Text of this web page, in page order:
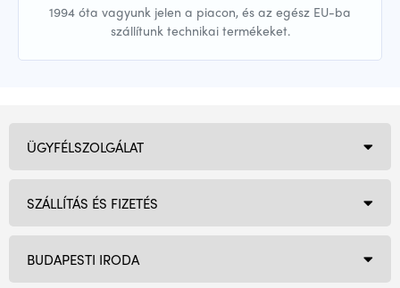
1994 óta vagyunk jelen a piacon, és az egész EU-ba
szállítunk technikai termékeket.
BUDAPESTI IRODA
ÜGYFÉLSZOLGÁLAT
SZÁLLÍTÁS ÉS FIZETÉS